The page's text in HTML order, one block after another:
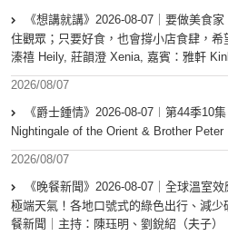
《想講就講》2026-08-07｜要做美食
住觀眾；只要好食，也會撐小店食肆，
溱禧 Heily, 莊韻澄 Xenia, 嘉賓：雅軒
2026/08/07
《爵士鍾情》2026-08-07︱第44季10
Nightingale of the Orient & Brother
2026/08/07
《晚餐新聞》2026-08-07｜全球溫室
極端天氣！各地口號式的綠色出行、減
餐新聞｜主持：陳珏明、劉銳紹（夫子）